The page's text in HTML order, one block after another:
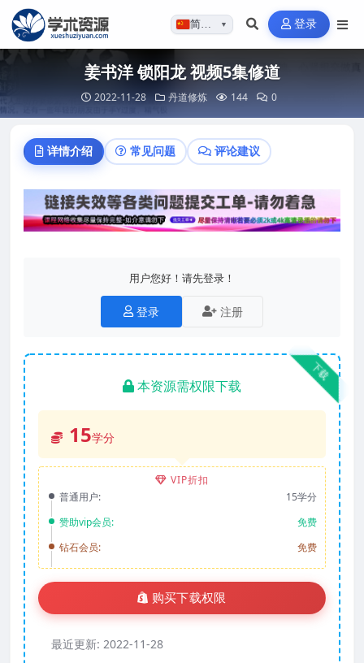
简体…▼ 登录
姜书洋 锁阳龙 视频5集修道
2022-11-28 丹道修炼 144 0
详情介绍 常见问题 评论建议
用户您好！请先登录！
登录 注册
下载
本资源需权限下载
15学分
VIP折扣
普通用户:
15学分
赞助vip会员:
免费
钻石会员:
免费
购买下载权限
最近更新: 2022-11-28